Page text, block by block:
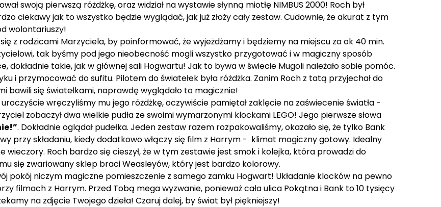
swoją pierwszą różdżkę, oraz widział na wystawie słynną miotłę NIMBUS 2000! Roch był
ciekawy jak to wszystko będzie wyglądać, jak już złoży cały zestaw. Cudownie, że akurat z tym
wolontariuszy!
z rodzicami Marzyciela, by poinformować, że wyjeżdżamy i będziemy na miejscu za ok 40 min.
tak byśmy pod jego nieobecność mogli wszystko przygotować i w magiczny sposób
dokładnie takie, jak w głównej sali Hogwartu! Jak to bywa w świecie Mugoli należało sobie pomóc.
i przymocować do sufitu. Pilotem do światełek była różdżka. Zanim Roch z tatą przyjechał do
bawili się światełkami, naprawdę wyglądało to magicznie!
wręczyliśmy mu jego różdżkę, oczywiście pamiętał zaklęcie na zaświecenie światła -
zobaczył dwa wielkie pudła ze swoimi wymarzonymi klockami LEGO! Jego pierwsze słowa
. Dokładnie oglądał pudełka. Jeden zestaw razem rozpakowaliśmy, okazało się, że tylko Bank
przy składaniu, kiedy dodatkowo włączy się film z Harrym - klimat magiczny gotowy. Idealny
wieczory. Roch bardzo się cieszył, że w tym zestawie jest smok i kolejka, która prowadzi do
się zwariowany sklep braci Weasleyów, który jest bardzo kolorowy.
pokój niczym magiczne pomieszczenie z samego zamku Hogwart! Układanie klocków na pewno
filmach z Harrym. Przed Tobą mega wyzwanie, ponieważ cała ulica Pokątna i Bank to 10 tysięcy
na zdjęcie Twojego dzieła! Czaruj dalej, by świat był piękniejszy!